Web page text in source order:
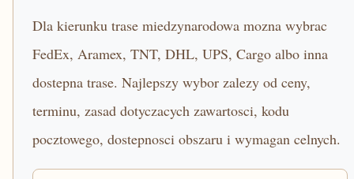
Dla kierunku trase miedzynarodowa mozna wybrac
FedEx, Aramex, TNT, DHL, UPS, Cargo albo inna
dostepna trase. Najlepszy wybor zalezy od ceny,
terminu, zasad dotyczacych zawartosci, kodu
pocztowego, dostepnosci obszaru i wymagan celnych.